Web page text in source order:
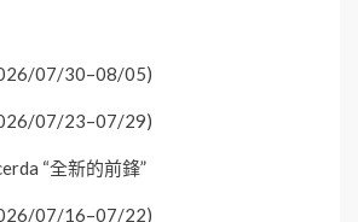
07/30–08/05)
07/23–07/29)
“全新的前鋒”
07/16–07/22)